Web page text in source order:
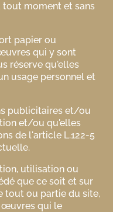
tout moment et sans
papier ou
qui y sont
réserve qu'elles
usage personnel et
publicitaires et/ou
et/ou qu'elles
de l'article L.122-5
utilisation ou
que ce soit et sur
tout ou partie du site,
œuvres qui le